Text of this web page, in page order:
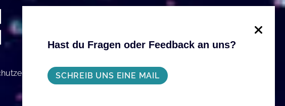
Hast du Fragen oder Feedback an uns?
SCHREIB UNS EINE MAIL